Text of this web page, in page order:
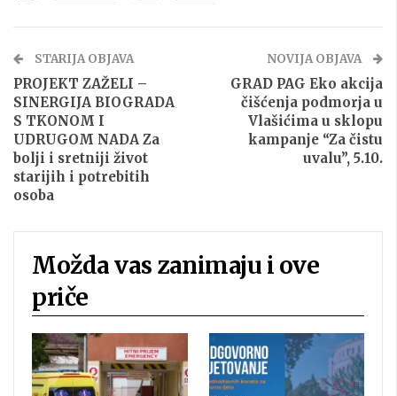
STARIJA OBJAVA
PROJEKT ZAŽELI –
SINERGIJA BIOGRADA
S TKONOM I
UDRUGOM NADA Za
bolji i sretniji život
starijih i potrebitih
osoba
NOVIJA OBJAVA
GRAD PAG Eko akcija
čišćenja podmorja u
Vlašićima u sklopu
kampanje “Za čistu
uvalu”, 5.10.
Možda vas zanimaju i ove
priče